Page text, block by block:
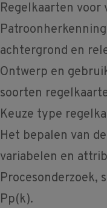
Regelkaarten
achtergrond en
Ontwerp en
soorten
Keuze type
Het bepalen van
variabelen en
Procesonderzoek,
Pp(k).